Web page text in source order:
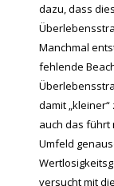
dazu, dass
Manchmal
fehlende
damit
auch das führt
Umfeld
versucht mit